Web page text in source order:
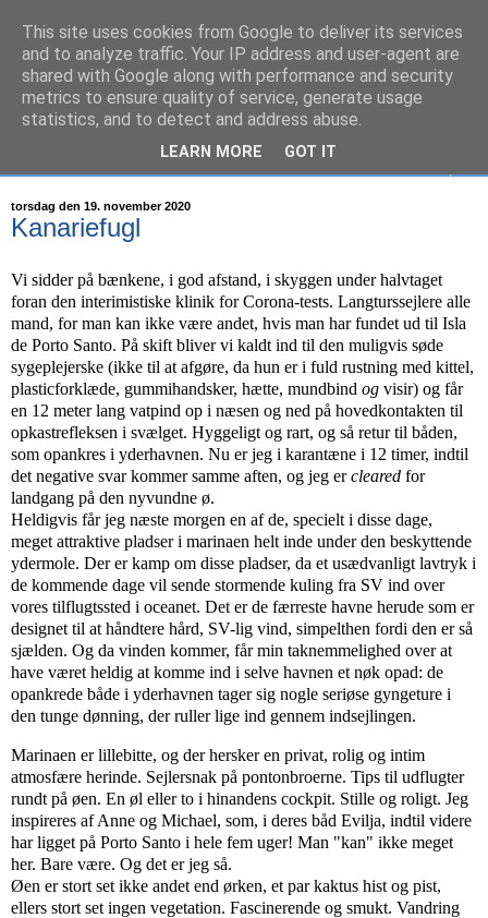
S/Y Mathilde
26 fods sejlbåd på eventyr...
torsdag den 19. november 2020
Kanariefugl
Vi sidder på bænkene, i god afstand, i skyggen under halvtaget
foran den interimistiske klinik for Corona-tests. Langturssejlere alle
mand, for man kan ikke være andet, hvis man har fundet ud til Isla
de Porto Santo. På skift bliver vi kaldt ind til den muligvis søde
sygeplejerske (ikke til at afgøre, da hun er i fuld rustning med kittel,
plasticforklæde, gummihandsker, hætte, mundbind og visir) og får
en 12 meter lang vatpind op i næsen og ned på hovedkontakten til
opkastrefleksen i svælget. Hyggeligt og rart, og så retur til båden,
som opankres i yderhavnen. Nu er jeg i karantæne i 12 timer, indtil
det negative svar kommer samme aften, og jeg ercleared for
landgang på den nyvundne ø.
Heldigvis får jeg næste morgen en af de, specielt i disse dage,
meget attraktive pladser i marinaen helt inde under den beskyttende
ydermole. Der er kamp om disse pladser, da et usædvanligt lavtryk i
de kommende dage vil sende stormende kuling fra SV ind over
vores tilflugtssted i oceanet. Det er de færreste havne herude som er
designet til at håndtere hård, SV-lig vind, simpelthen fordi den er så
sjælden. Og da vinden kommer, får min taknemmelighed over at
have været heldig at komme ind i selve havnen et nøk opad: de
opankrede både i yderhavnen tager sig nogle seriøse gyngeture i
den tunge dønning, der ruller lige ind gennem indsejlingen.
Marinaen er lillebitte, og der hersker en privat, rolig og intim
atmosfære herinde. Sejlersnak på pontonbroerne. Tips til udflugter
rundt på øen. En øl eller to i hinandens cockpit. Stille og roligt. Jeg
inspireres af Anne og Michael, som, i deres båd Evilja, indtil videre
har ligget på Porto Santo i hele fem uger! Man "kan" ikke meget
her. Bare være. Og det er jeg så.
Øen er stort set ikke andet end ørken, et par kaktus hist og pist,
ellers stort set ingen vegetation. Fascinerende og smukt. Vandring
This site uses cookies from Google to deliver its services
and to analyze traffic. Your IP address and user-agent are
shared with Google along with performance and security
metrics to ensure quality of service, generate usage
statistics, and to detect and address abuse.
LEARN MORE GOT IT